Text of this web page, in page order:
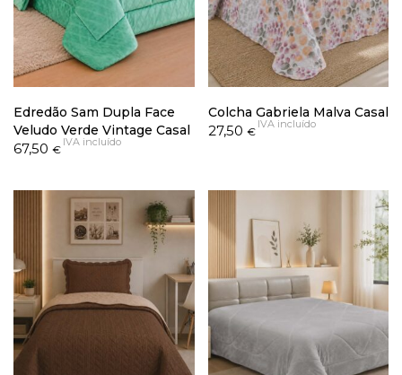
Edredão Sam Dupla Face
Veludo Verde Vintage Casal
67,50 €
IVA incluído
Colcha Gabriela Malva Casal
27,50 €
IVA incluído